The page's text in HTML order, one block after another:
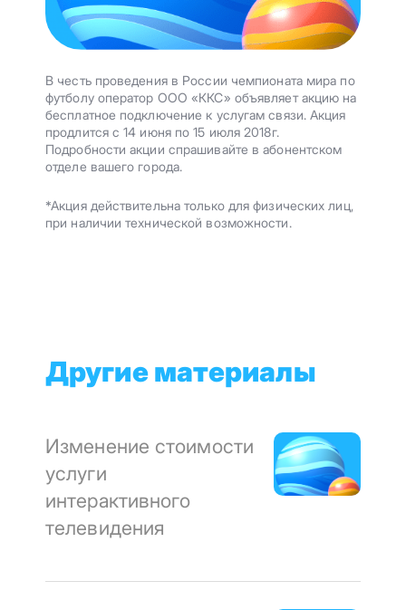
В честь проведения в России чемпионата мира по
футболу оператор ООО «ККС» объявляет акцию на
бесплатное подключение к услугам связи. Акция
продлится с 14 июня по 15 июля 2018г.
Подробности акции спрашивайте в абонентском
отделе вашего города.
*Акция действительна только для физических лиц,
при наличии технической возможности.
Другие материалы
Изменение стоимости
услуги
интерактивного
телевидения